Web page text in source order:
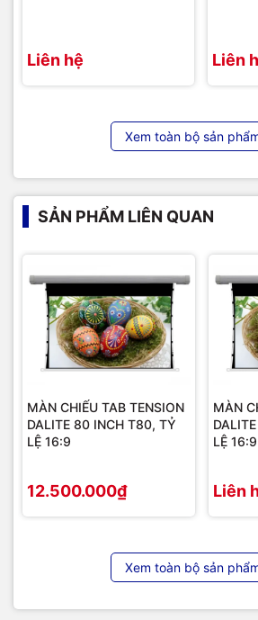
=>>Liên hệ ngay với chúng tôi để
sản phẩm:
Hotline / Zalo: 091 259 9510 / 024
Email:avc.hanoi@gmail.com
Website:AVC.vn
Liên hệ Liên
Xem toàn bộ sản
SẢN PHẨM LIÊN QUAN
MÀN CHIẾU TAB TENSION
DALITE 80 INCH T80, TỶ
LỆ 16:9
12.500.000₫
MÀN
LỆ 16:9
Liên
Xem toàn bộ sản